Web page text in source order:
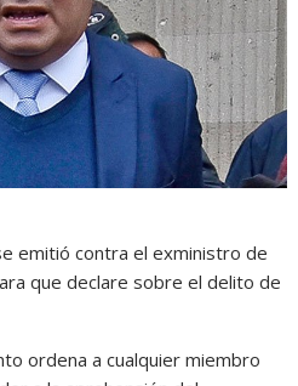
emitió contra el exministro de
que declare sobre el delito de
ordena a cualquier miembro